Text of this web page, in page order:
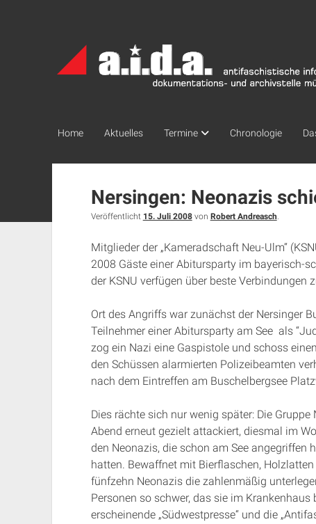
Archiv
München
Home Aktuelles Termine Chronologie
Nersingen: Neonazis
Veröffentlicht 15. Juli 2008von Robert Andreasch.
Mitglieder der „Kameradschaft Neu-Ulm“
2008 Gäste einer Abitursparty im bayerisch-
der KSNU verfügen über beste Verbindungen
Ort des Angriffs war zunächst der Nersinger
Teilnehmer einer Abitursparty am See als
zog ein Nazi eine Gaspistole und schoss
den Schüssen alarmierten Polizeibeamten
nach dem Eintreffen am Buschelbergsee
Dies rächte sich nur wenig später: Die
Abend erneut gezielt attackiert, diesmal im
den Neonazis, die schon am See angegriffen
hatten. Bewaffnet mit Bierflaschen,
fünfzehn Neonazis die zahlenmäßig
Personen so schwer, das sie im
erscheinende „Südwestpresse“ und die